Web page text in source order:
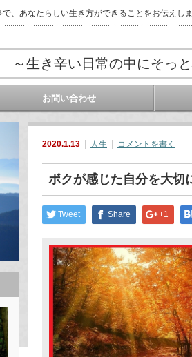
、あなたらしい生き方ができることをお伝えし
生き辛い日常の中にそっ
お問い合わせ
2020.1.13 人生 コメントを書く
ボクが感じた自分を大
Tweet Share +1